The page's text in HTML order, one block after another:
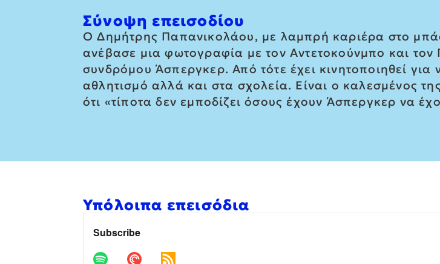
Σύνοψη επεισοδίου
Ο Δημήτρης Παπανικολάου, με λαμπρή καριέρα στο
ανέβασε μια φωτογραφία με τον Αντετοκούνμπο και τον
συνδρόμου Άσπεργκερ. Από τότε έχει κινητοποιηθεί για
αθλητισμό αλλά και στα σχολεία. Είναι ο καλεσμένος
ότι «τίποτα δεν εμποδίζει όσους έχουν Άσπεργκερ να
Υπόλοιπα επεισόδια